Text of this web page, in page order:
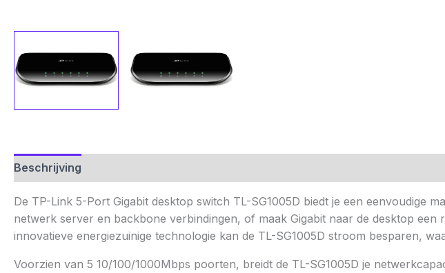
Beschrijving
De TP-Link 5-Port Gigabit desktop switch TL-SG1005D biedt je een eenvoudige
netwerk server en backbone verbindingen, of maak Gigabit naar de desktop
innovatieve energiezuinige technologie kan de TL-SG1005D stroom besparen,
Voorzien van 5 10/100/1000Mbps poorten, breidt de TL-SG1005D je